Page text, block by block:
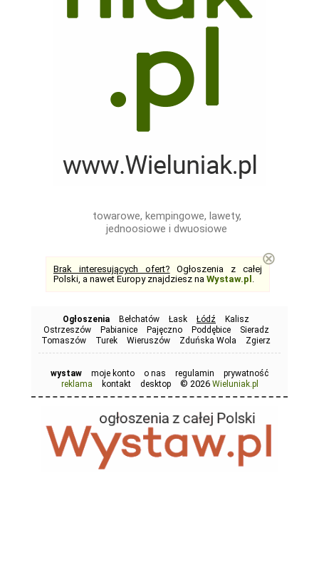
towarowe, kempingowe, lawety,
jednoosiowe i dwuosiowe
Brak interesujących ofert? Ogłoszenia z całej
Polski, a nawet Europy znajdziesz na Wystaw.pl .
⊗
Ogłoszenia Bełchatów Łask Łódź
Kalisz
Ostrzeszów
Pabianice Pajęczno Poddębice
Sieradz
Tomaszów
Turek Wieruszów Zduńska Wola Zgierz
wystaw moje konto o nas regulamin
prywatność
reklama
kontakt desktop © 2026 Wieluniak.pl